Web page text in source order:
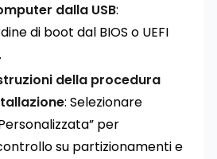
dalla USB:
di boot dal BIOS o UEFI
della procedura
: Selezionare
per
su partizionamenti e